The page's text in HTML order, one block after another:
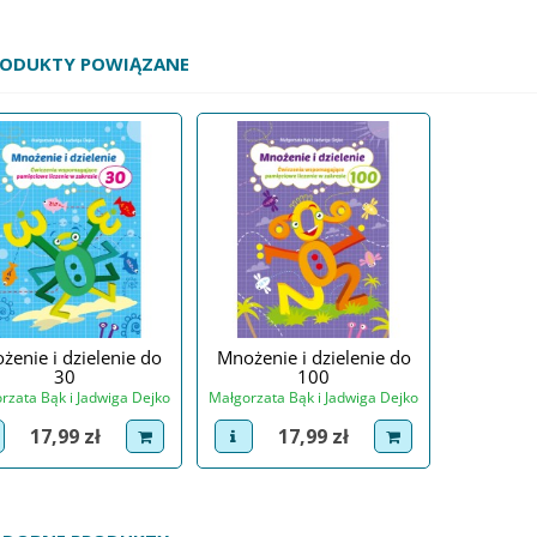
POWIĄZANE
i dzielenie do
30
Bąk i Jadwiga Dejko
product
Cena
17,99 zł dodaj do koszyka
Mnożenie i dzielenie do
100
Małgorzata Bąk i Jadwiga Dejko
view product
Cena
17,99 zł dodaj do koszyka